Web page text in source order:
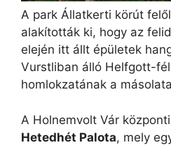
A park Állatkerti körút
alakították ki, hogy az
elején itt állt épületek
Vurstliban álló Helfgott-
homlokzatának a
A Holnemvolt Vár
Hetedhét Palota, mely